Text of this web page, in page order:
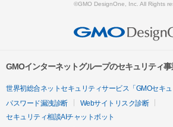
©GMO DesignOne, Inc. All Rights
GMOインターネットグループのセキュリティ
世界初総合ネットセキュリティサービス「GMOセキュ
パスワード漏洩診断
Webサイトリスク診断
セキュリティ相談AIチャットボット